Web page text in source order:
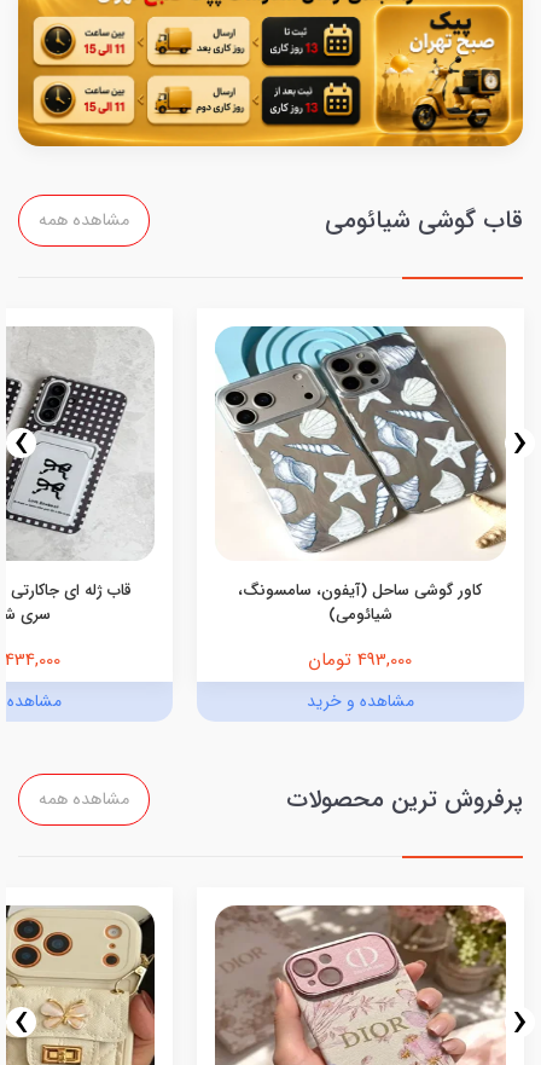
قاب گوشی شیائومی مشاهده همه
کاور گوشی ساحل (آیفون، سامسونگ،
شیائومی)
493,000 تومان
مشاهده و خرید
قاب ژله ای جاکارتی
سری
434,000 تومان
مشاهده
‹
›
پرفروش ترین محصولات مشاهده همه
‹
›